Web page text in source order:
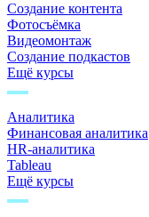
Создание контента
Фотосъёмка
Видеомонтаж
Создание подкастов
Ещё курсы
Аналитика
Финансовая аналитика
HR-аналитика
Tableau
Ещё курсы